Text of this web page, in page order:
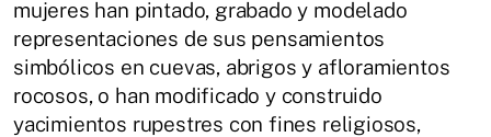
mujeres han pintado, grabado y modelado
representaciones de sus pensamientos
simbólicos en cuevas, abrigos y afloramientos
rocosos, o han modificado y construido
yacimientos rupestres con fines religiosos,